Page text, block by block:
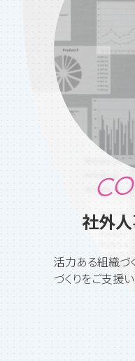
社外
活力ある組織づ
づくりをご支援い